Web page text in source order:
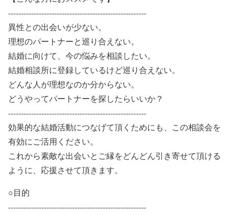
------------------------------------------------------
異性との出会いが少ない。
理想のパートナーと巡り合えない。
結婚に向けて、今の悩みを相談したい。
結婚相談所に登録しているけど巡り合えない。
どんな人が理想なのか分からない。
どうやってパートナーを探したらいいか？
------------------------------------------------------
効果的な結婚活動につなげて頂くためにも、この相談会を
有効にご活用ください。
これから素敵な出会いとご縁をどんどん引き寄せて頂ける
ように、応援させて頂きます。
○目的
------------------------------------------------------